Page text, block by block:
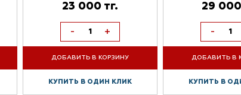
23 000 тг.
- +
ДОБАВИТЬ В КОРЗИНУ
КУПИТЬ В ОДИН КЛИК
29 000
-
ДОБАВИТЬ В
КУПИТЬ В